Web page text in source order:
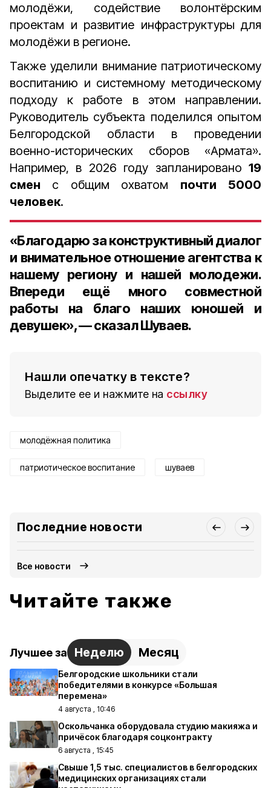
молодёжи, содействие волонтёрским
проектам и развитие инфраструктуры для
молодёжи в регионе.
Также уделили внимание патриотическому
воспитанию и системному методическому
подходу к работе в этом направлении.
Руководитель субъекта поделился опытом
Белгородской области в проведении
военно-исторических сборов «Армата».
Например, в 2026 году запланировано 19
смен с общим охватом почти 5000
человек.
«Благодарю за конструктивный диалог
и внимательное отношение агентства к
нашему региону и нашей молодежи.
Впереди ещё много совместной
работы на благо наших юношей и
девушек», — сказал Шуваев.
Нашли опечатку в тексте?
Выделите ее и нажмите на ссылку
молодёжная политика
патриотическое воспитание шуваев
Последние новости
Все новости
Читайте также
Лучшее за Неделю Месяц
Белгородские школьники стали
победителями в конкурсе «Большая
перемена»
4 августа , 10:46
Оскольчанка оборудовала студию макияжа и
причёсок благодаря соцконтракту
6 августа , 15:45
Свыше 1,5 тыс. специалистов в белгородских
медицинских организациях стали